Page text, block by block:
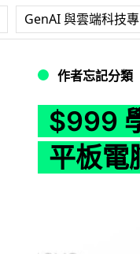
GenAI 與雲端科技
作者忘記分類
$999
平板電